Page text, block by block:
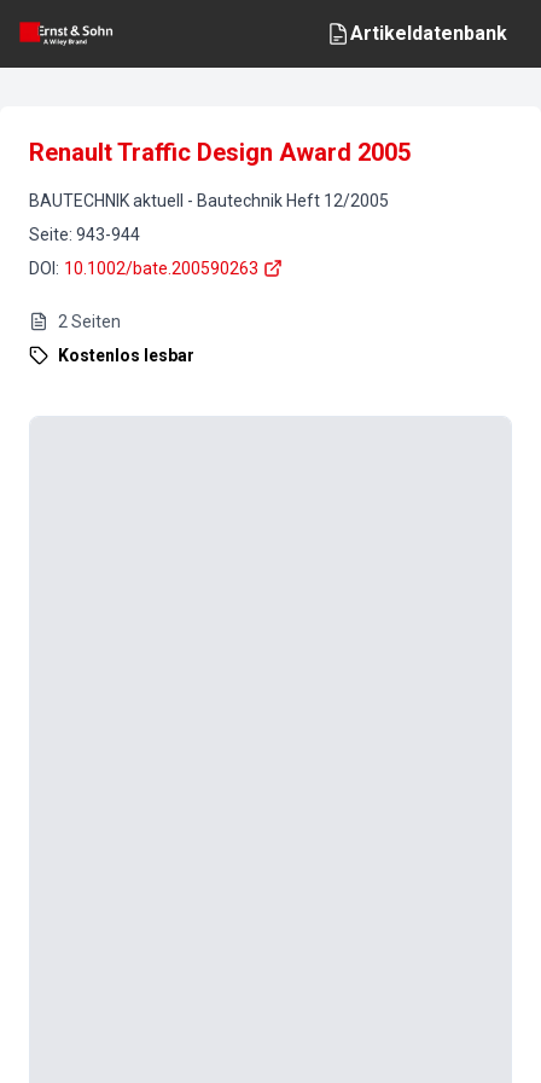
Artikeldatenbank
Renault Traffic Design Award 2005
BAUTECHNIK aktuell - Bautechnik Heft 12/2005
Seite: 943-944
DOI : 10.1002/bate.200590263
2 Seiten
Kostenlos lesbar